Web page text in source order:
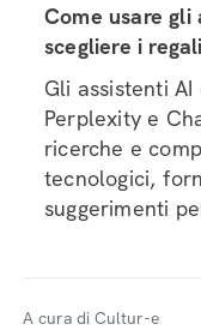
Come usare
scegliere i
Gli assistenti
Perplexity e
ricerche e
tecnologici,
suggerimenti
A cura di Cultur-e